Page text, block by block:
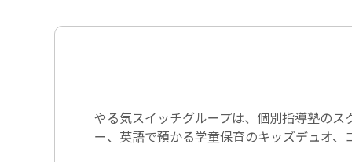
やる気スイッチグループは、個別指導塾の
ー、英語で預かる学童保育のキッズデュオ